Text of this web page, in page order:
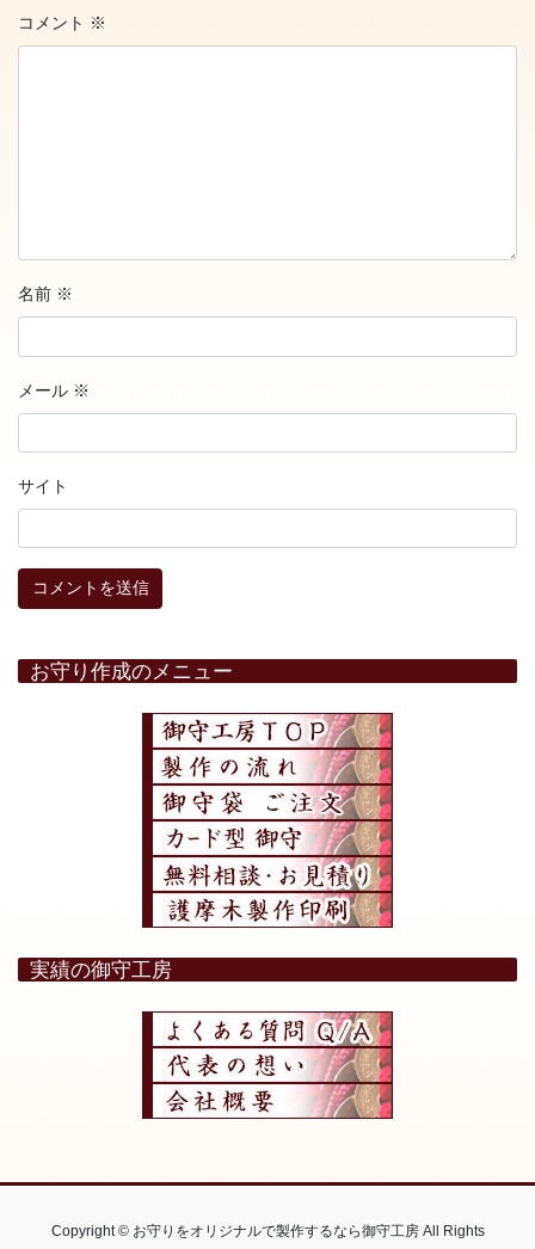
コメント ※
名前 ※
メール ※
サイト
お守り作成のメニュー
実績の御守工房
Copyright © お守りをオリジナルで製作するなら御守工房 All Rights